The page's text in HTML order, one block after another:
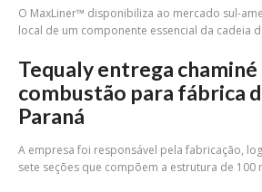
O MaxLiner™ disponibiliza ao mercado sul-
local de um componente essencial da cadeia
Tequaly entrega chaminé
combustão para fábrica
Paraná
A empresa foi responsável pela fabricação,
sete seções que compõem a estrutura de 100